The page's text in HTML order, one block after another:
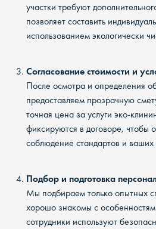
участки требуют
позволяет составить
использованием экологически
Согласование стоимости и
После осмотра и определения
предоставляем прозрачную
точная цена за услуги эко-
фиксируются в договоре, чтобы
соблюдение стандартов и
Подбор и подготовка
Мы подбираем только опытных
хорошо знакомы с
сотрудники используют